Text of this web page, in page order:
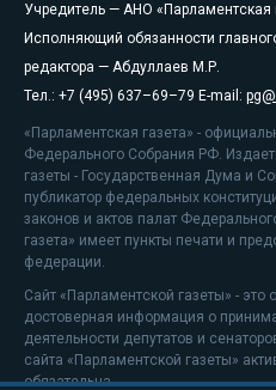
Учредитель — АНО «Парламентская
Исполняющий обязанности
редактора — Абдуллаев М.Р.
Тел.: +7 (495) 637–69–79 E-mail:
«Парламентская газета» -
Федерального Собрания РФ.
газеты - Государственная Дума и
публикатор федеральных
законов и актов палат
газета» имеет пункты печати и
федерации.
Сайт «Парламентской газеты» - это
достоверная информация о
деятельности депутатов и
сайта «Парламентской газеты»
обязательна.